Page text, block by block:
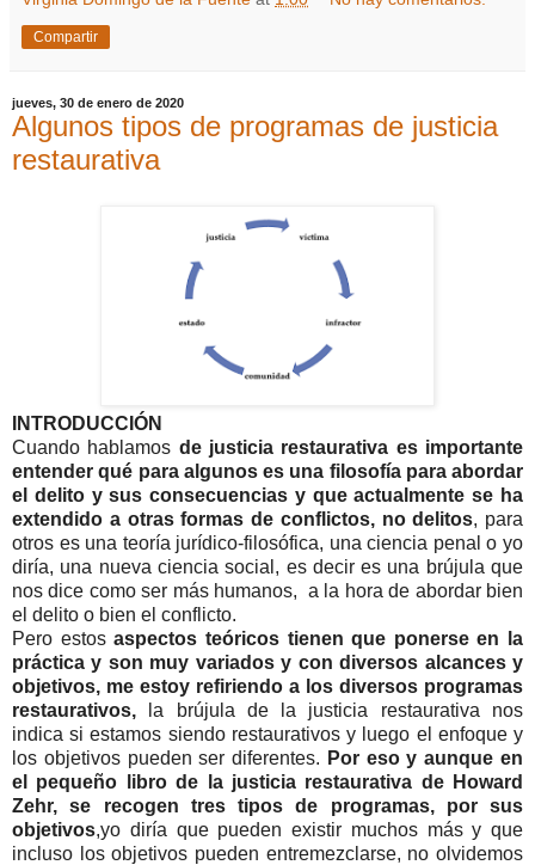
Compartir
jueves, 30 de enero de 2020
Algunos tipos de programas de justicia
restaurativa
INTRODUCCIÓN
Cuando hablamos de justicia restaurativa es importante
entender qué para algunos es una filosofía para abordar
el delito y sus consecuencias y que actualmente se ha
extendido a otras formas de conflictos, no delitos, para
otros es una teoría jurídico-filosófica, una ciencia penal o yo
diría, una nueva ciencia social, es decir es una brújula que
nos dice como ser más humanos, a la hora de abordar bien
el delito o bien el conflicto.
Pero estosaspectos teóricos tienen que ponerse en la
práctica y son muy variados y con diversos alcances y
objetivos, me estoy refiriendo a los diversos programas
restaurativos, la brújula de la justicia restaurativa nos
indica si estamos siendo restaurativos y luego el enfoque y
los objetivos pueden ser diferentes. Por eso y aunque en
el pequeño libro de la justicia restaurativa de Howard
Zehr, se recogen tres tipos de programas, por sus
objetivos,yo diría que pueden existir muchos más y que
incluso los objetivos pueden entremezclarse, no olvidemos